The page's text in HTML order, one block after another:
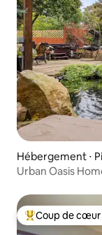
Hébergement ⋅
Urban Oasis
Coups de cœur
Coup de cœur